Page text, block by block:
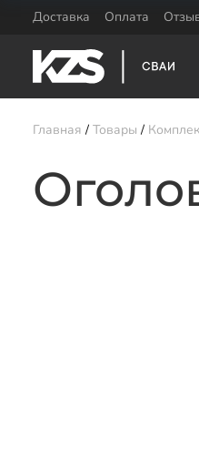
Доставка Оплата
Винтовые сваи 57мм
Винтовые сваи 108мм
Главная Товары